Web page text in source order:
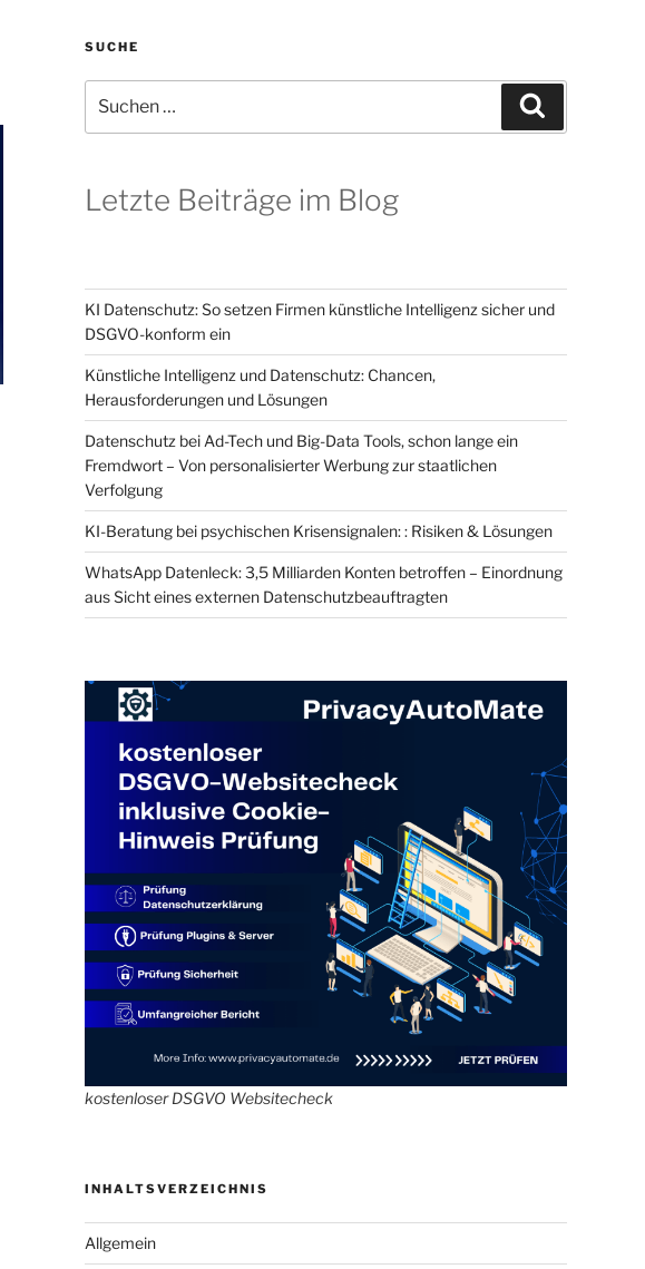
SUCHE
nach:
Letzte Beiträge im Blog
KI Datenschutz: So setzen Firmen künstliche Intelligenz sicher und
DSGVO-konform ein
Künstliche Intelligenz und Datenschutz: Chancen,
Herausforderungen und Lösungen
Datenschutz bei Ad-Tech und Big-Data Tools, schon lange ein
Fremdwort – Von personalisierter Werbung zur staatlichen
Verfolgung
KI-Beratung bei psychischen Krisensignalen: : Risiken & Lösungen
WhatsApp Datenleck: 3,5 Milliarden Konten betroffen – Einordnung
aus Sicht eines externen Datenschutzbeauftragten
kostenloser DSGVO Websitecheck
INHALTSVERZEICHNIS
Allgemein